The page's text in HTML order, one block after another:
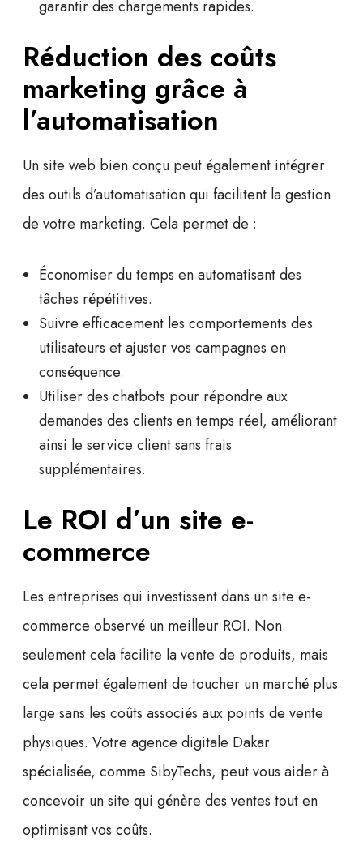
garantir des chargements rapides.
Réduction des coûts
marketing grâce à
l’automatisation
Un site web bien conçu peut également intégrer
des outils d’automatisation qui facilitent la gestion
de votre marketing. Cela permet de :
Économiser du temps en automatisant des
tâches répétitives.
Suivre efficacement les comportements des
utilisateurs et ajuster vos campagnes en
conséquence.
Utiliser des chatbots pour répondre aux
demandes des clients en temps réel, améliorant
ainsi le service client sans frais
supplémentaires.
Le ROI d’un site e-
commerce
Les entreprises qui investissent dans un site e-
commerce observé un meilleur ROI. Non
seulement cela facilite la vente de produits, mais
cela permet également de toucher un marché plus
large sans les coûts associés aux points de vente
physiques. Votre agence digitale Dakar
spécialisée, comme SibyTechs, peut vous aider à
concevoir un site qui génère des ventes tout en
optimisant vos coûts.